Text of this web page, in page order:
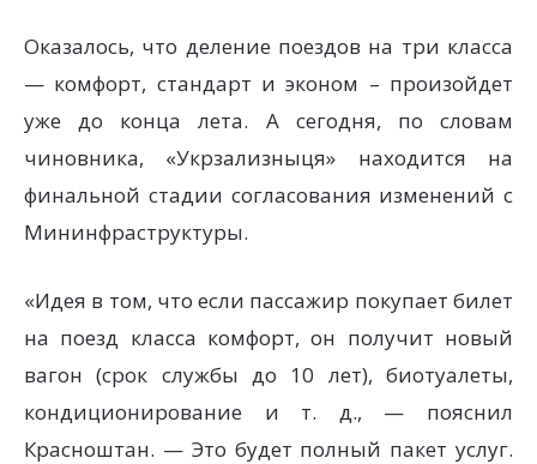
Оказалось, что деление поездов на три класса
— комфорт, стандарт и эконом – произойдет
уже до конца лета. А сегодня, по словам
чиновника, «Укрзализныця» находится на
финальной стадии согласования изменений с
Мининфраструктуры.
«Идея в том, что если пассажир покупает билет
на поезд класса комфорт, он получит новый
вагон (срок службы до 10 лет), биотуалеты,
кондиционирование и т. д., — пояснил
Красноштан. — Это будет полный пакет услуг.